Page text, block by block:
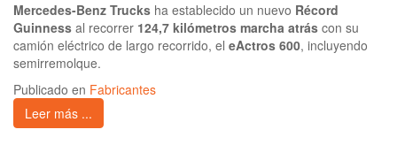
Mercedes-Benz Trucks ha establecido un nuevo Récord
Guinness al recorrer 124,7 kilómetros marcha atrás con su
camión eléctrico de largo recorrido, el eActros 600, incluyendo
semirremolque.
Publicado en Fabricantes
Leer más ...